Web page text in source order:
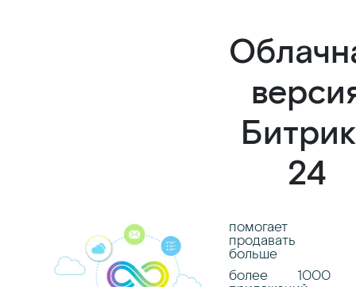
24
помогает
продавать
больше
более 1000